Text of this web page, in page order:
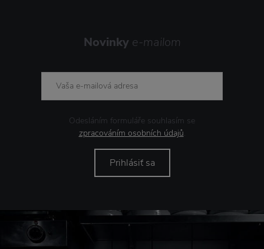
Novinky e-mailom
Odesláním formuláře souhlasím se
zpracováním osobních údajů.
Prihlásiť sa